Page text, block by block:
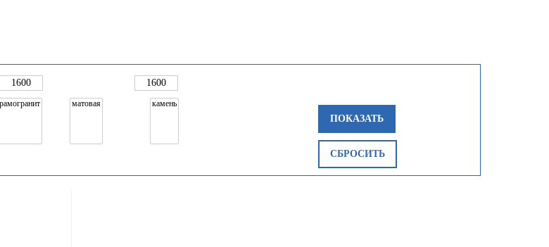
ПОКАЗАТЬ
СБРОСИТЬ